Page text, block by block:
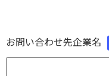
お問い合わせ先企業名